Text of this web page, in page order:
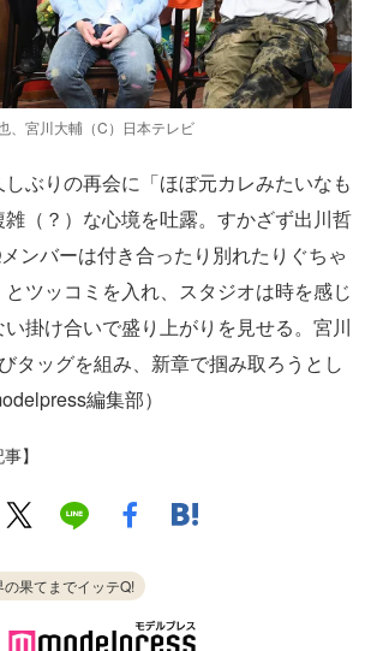
、宮川大輔（C）日本テレビ
ぶりの再会に「ほぼ元カレみたいなも
（？）な心境を吐露。すかざず出川哲
ンバーは付き合ったり別れたりぐちゃ
ツッコミを入れ、スタジオは時を感じ
掛け合いで盛り上がりを見せる。宮川
タッグを組み、新章で掴み取ろうとし
編集部）
】
の果てまでイッテQ!